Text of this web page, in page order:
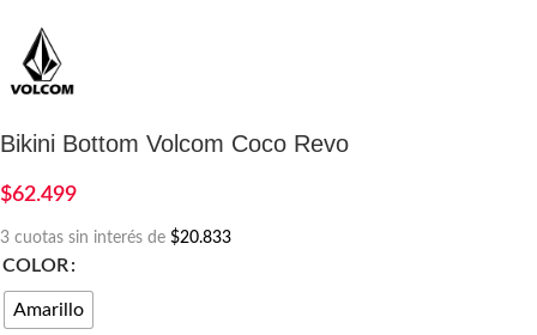
Bikini Bottom Volcom Coco Revo
$62.499
3 cuotas sin interés de $20.833
COLOR
Amarillo